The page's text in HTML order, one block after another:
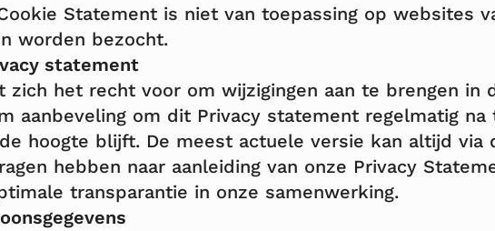
Statement is niet van toepassing op websites
worden bezocht.
statement
zich het recht voor om wijzigingen aan te brengen in
aanbeveling om dit Privacy statement regelmatig
hoogte blijft. De meest actuele versie kan altijd via
hebben naar aanleiding van onze Privacy
transparantie in onze samenwerking.